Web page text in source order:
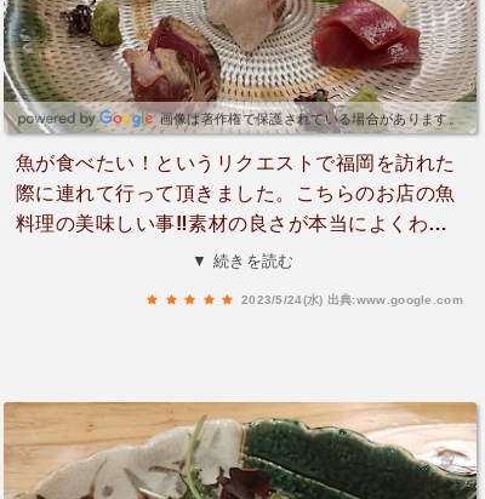
画像は著作権で保護されている場合があります。
魚が食べたい！というリクエストで福岡を訪れた
際に連れて行って頂きました。こちらのお店の魚
料理の美味しい事‼️素材の良さが本当によくわか
るお料理ばかりでした。とても素敵なお店である
▼ 続きを読む
2023/5/24(水) 出典:www.google.com